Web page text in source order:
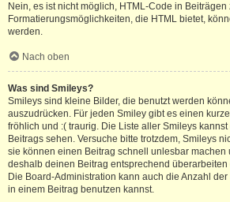
Nein, es ist nicht möglich, HTML-Code in
Formatierungsmöglichkeiten, die HTML bietet,
werden.
Nach oben
Was sind Smileys?
Smileys sind kleine Bilder, die benutzt werden
auszudrücken. Für jeden Smiley gibt es einen
fröhlich und :( traurig. Die Liste aller Smileys
Beitrags sehen. Versuche bitte trotzdem, Smileys
sie können einen Beitrag schnell unlesbar machen
deshalb deinen Beitrag entsprechend
Die Board-Administration kann auch die Anzahl
in einem Beitrag benutzen kannst.